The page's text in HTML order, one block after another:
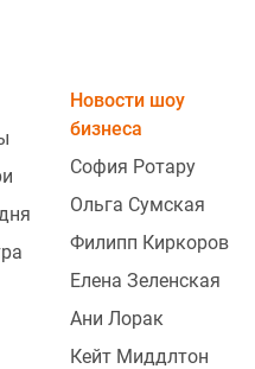
Новости шоу
бизнеса
София Ротару
Ольга Сумская
Филипп Киркоров
Елена Зеленская
Ани Лорак
Кейт Миддлтон